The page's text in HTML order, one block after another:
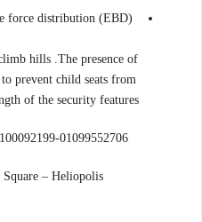
force distribution (EBD)
hills .The presence of
prevent child seats from
of the security features.
01099552706
Square – Heliopolis